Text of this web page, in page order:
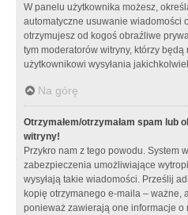
W panelu użytkownika możesz,
automatyczne usuwanie wiadomości
otrzymujesz od kogoś obraźliwe
tym moderatorów witryny, którzy
użytkownikowi wysyłania
Na górę
Otrzymałem/otrzymałam spam lub
witryny!
Przykro nam z tego powodu. System
zabezpieczenia umożliwiające
wysyłają takie wiadomości. Prześlij
kopię otrzymanego e-maila – ważne,
ponieważ zawierają one informacje o